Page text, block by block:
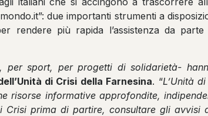
due importanti strumenti a
rendere più rapida l’assistenza da parte
sport, per progetti di solidarietà-
di Crisi della Farnesina. “L’Unità
risorse informative approfondite,
prima di partire, consultare gli avvisi